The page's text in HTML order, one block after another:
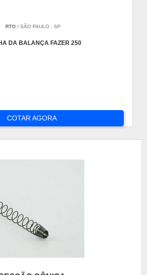
RTO / SÃO PAULO - SP
DA BALANÇA FAZER 250
COTAR AGORA